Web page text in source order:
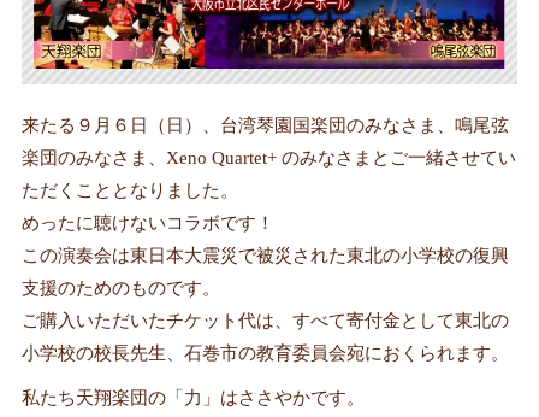
来たる９月６日（日）、台湾琴園国楽団のみなさま、鳴尾弦
楽団のみなさま、Xeno Quartet+ のみなさまとご一緒させてい
ただくこととなりました。
めったに聴けないコラボです！
この演奏会は東日本大震災で被災された東北の小学校の復興
支援のためのものです。
ご購入いただいたチケット代は、すべて寄付金として東北の
小学校の校長先生、石巻市の教育委員会宛におくられます。
私たち天翔楽団の「力」はささやかです。